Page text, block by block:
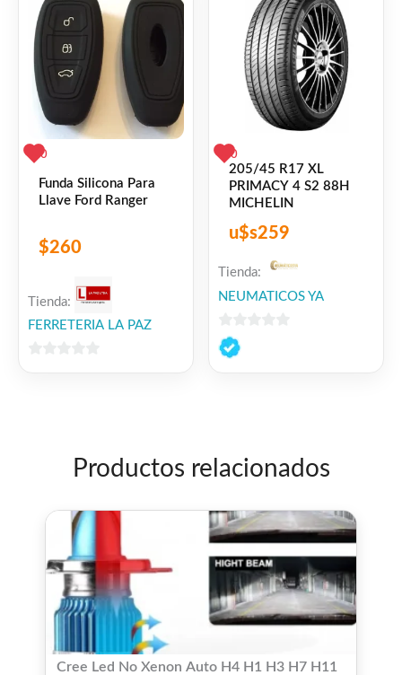
0
Funda Silicona Para
Llave Ford Ranger
$260
Tienda:
FERRETERIA LA PAZ
0
205/45 R17 XL
PRIMACY 4 S2 88H
MICHELIN
u$s259
Tienda:
NEUMATICOS YA
0
de
Productos relacionados
Cree Led No Xenon Auto H4 H1 H3 H7 H11